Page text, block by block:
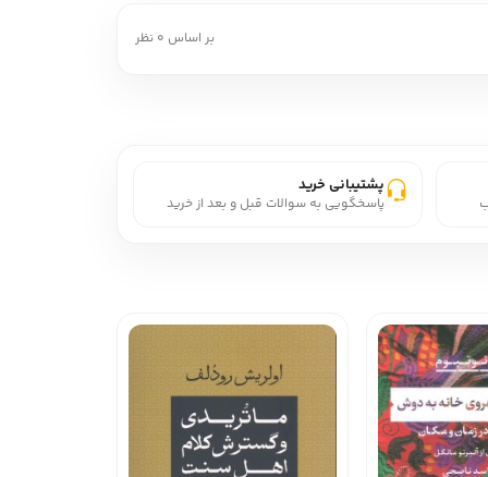
بر اساس 0 نظر
پشتیبانی خرید
پاسخگویی به سوالات قبل و بعد از خرید